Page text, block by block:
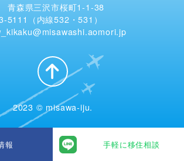
報 手軽に移住相談
森県三沢市桜町1-1-38
5111（内線532・531）
2023 © misawa-iju.